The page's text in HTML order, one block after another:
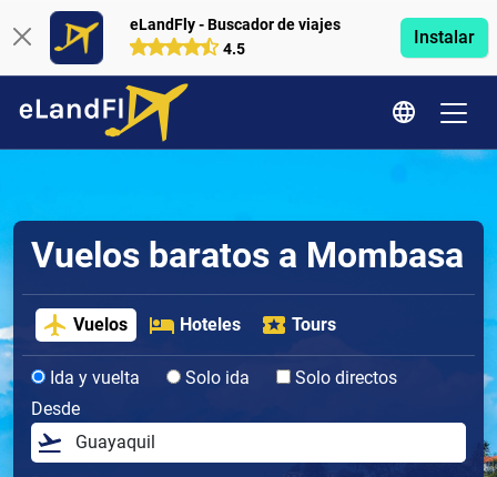
eLandFly - Buscador de viajes
4.5
Instalar
Vuelos baratos a Mombasa
Vuelos Hoteles Tours
Ida y vuelta Solo ida
Solo directos
Desde